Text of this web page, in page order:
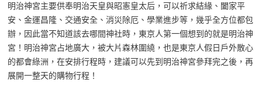
明治神宮主要供奉明治天皇與昭憲皇太后，可以祈求結緣、闔家平
安、金運昌隆、交通安全、消災除厄、學業進步等，幾乎全方位都包
辦，因此當不知道該去哪間神社時，東京人第一個想到的就是明治神
宮！明治神宮占地廣大，被大片森林圍繞，也是東京人假日戶外散心
的都會綠洲，在安排行程時，建議可以先到明治神宮參拜完之後，再
展開一整天的購物行程！